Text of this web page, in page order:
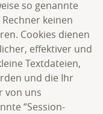
so genannte
keinen
Cookies dienen
effektiver und
Textdateien,
und die Ihr
von uns
“Session-